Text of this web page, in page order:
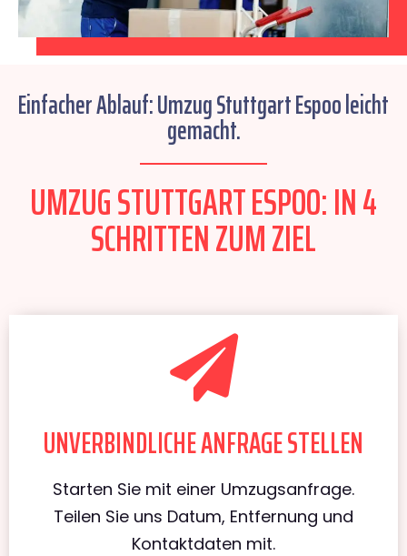
Einfacher Ablauf: Umzug Stuttgart Espoo leicht
gemacht.
UMZUG STUTTGART ESPOO: IN 4
SCHRITTEN ZUM ZIEL
UNVERBINDLICHE ANFRAGE STELLEN
Starten Sie mit einer Umzugsanfrage.
Teilen Sie uns Datum, Entfernung und
Kontaktdaten mit.